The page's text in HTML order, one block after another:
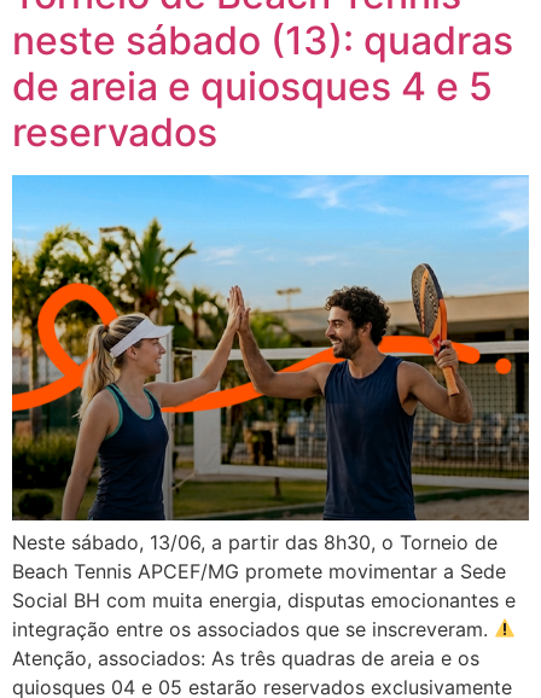
neste sábado (13): quadras
de areia e quiosques 4 e 5
reservados
Neste sábado, 13/06, a partir das 8h30, o Torneio de
Beach Tennis APCEF/MG promete movimentar a Sede
Social BH com muita energia, disputas emocionantes e
integração entre os associados que se inscreveram.
Atenção, associados: As três quadras de areia e os
quiosques 04 e 05 estarão reservados exclusivamente